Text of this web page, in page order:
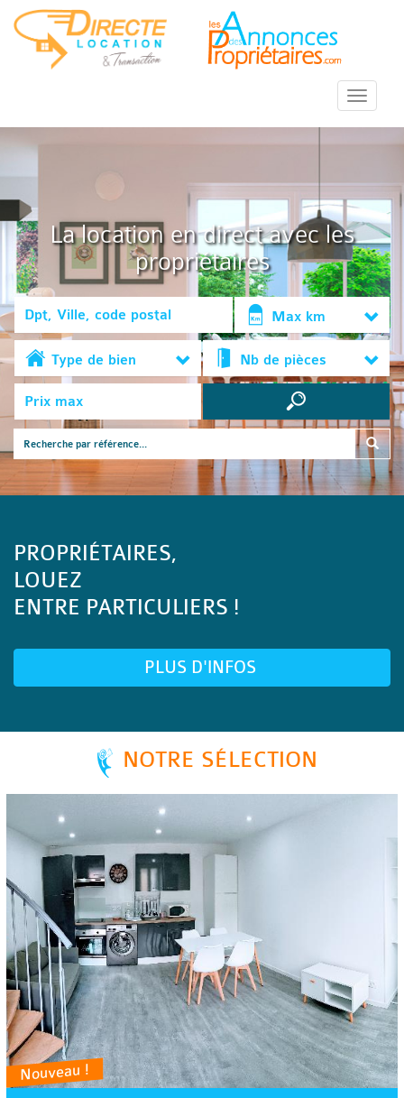
::Menu::
La location en direct avec les
propriétaires
Max km
Type de bien Nb de pièces
PROPRIÉTAIRES,
LOUEZ
ENTRE PARTICULIERS !
PLUS D'INFOS
NOTRE SÉLECTION
Nouveau !